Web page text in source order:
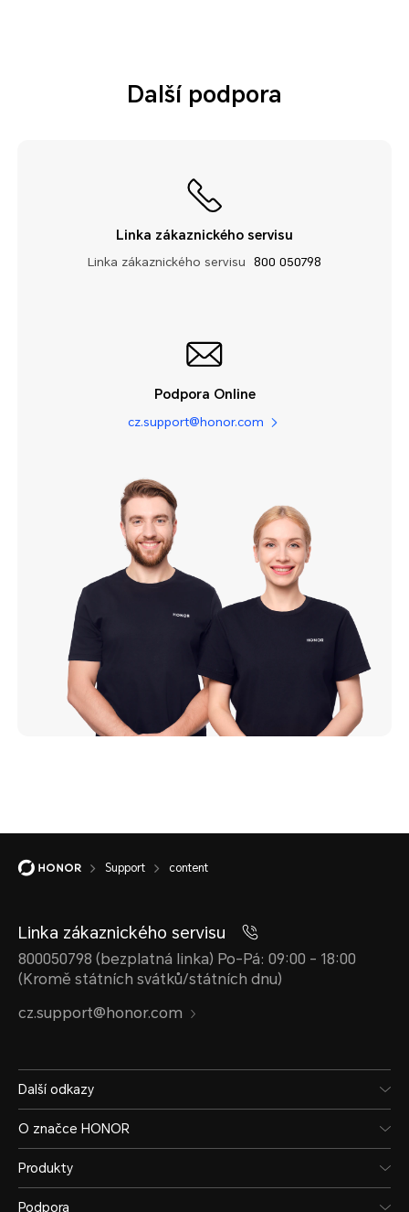
Další podpora
Linka zákaznického servisu
Linka zákaznického servisu 800 050798
Podpora Online
cz.support@honor.com
Support content
Linka zákaznického servisu
800050798 (bezplatná linka) Po-Pá: 09:00 - 18:00
(Kromě státních svátků/státních dnu)
cz.support@honor.com
Další odkazy
O značce HONOR
Produkty
Podpora